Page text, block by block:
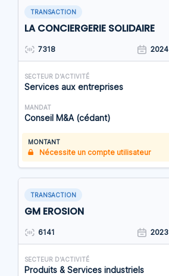
TRANSACTION
LA CONCIERGERIE SOLIDAIRE
7318 2024
SECTEUR D'ACTIVITÉ
Services aux entreprises
MANDAT
Conseil M&A (cédant)
MONTANT
Nécessite un compte utilisateur
TRANSACTION
GM EROSION
6141 2023
SECTEUR D'ACTIVITÉ
Produits & Services industriels